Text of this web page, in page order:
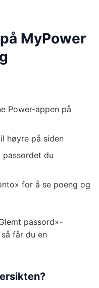
MyPower
Power-appen på
høyre på siden
passordet du
for å se poeng og
passord»-
får du en